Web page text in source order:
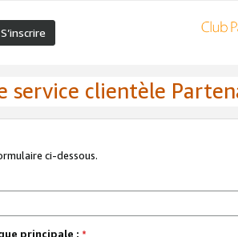
S’inscrire
service clientèle
ci-dessous.
principale : *